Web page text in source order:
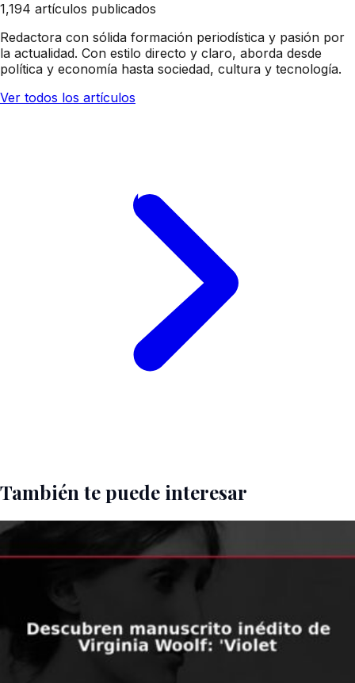
1,194 artículos publicados
Redactora con sólida formación periodística y pasión por
la actualidad. Con estilo directo y claro, aborda desde
política y economía hasta sociedad, cultura y tecnología.
Ver todos los artículos
También te puede interesar